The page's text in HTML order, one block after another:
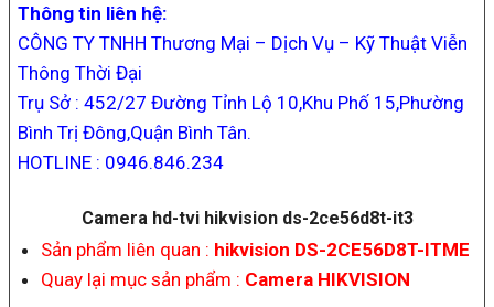
Thông tin liên hệ:
CÔNG TY TNHH Thương Mại – Dịch Vụ – Kỹ Thuật Viễn
Thông Thời Đại
Trụ Sở : 452/27 Đường Tỉnh Lộ 10,Khu Phố 15,Phường
Bình Trị Đông,Quận Bình Tân.
HOTLINE : 0946.846.234
Camera hd-tvi hikvision ds-2ce56d8t-it3
Sản phẩm liên quan : hikvision DS-2CE56D8T-ITME
Quay lại mục sản phẩm : Camera HIKVISION